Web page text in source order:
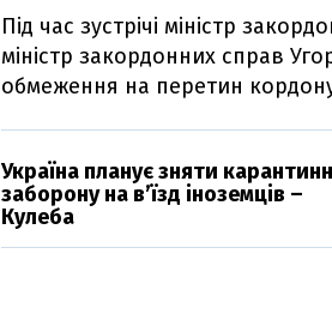
Під час зустрічі міністр
міністр закордонних справ
обмеження на перетин
Україна планує зняти
заборону на в’їзд іноземців –
Кулеба